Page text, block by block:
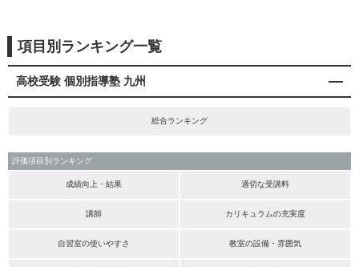
項目別ランキング一覧
高校受験 個別指導塾 九州
総合ランキング
評価項目別ランキング
成績向上・結果 適切な受講料
講師 カリキュラムの充実度
自習室の使いやすさ 教室の設備・雰囲気